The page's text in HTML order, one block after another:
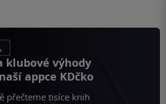
klubové výhody
appce KDčko
přečteme tisíce knih